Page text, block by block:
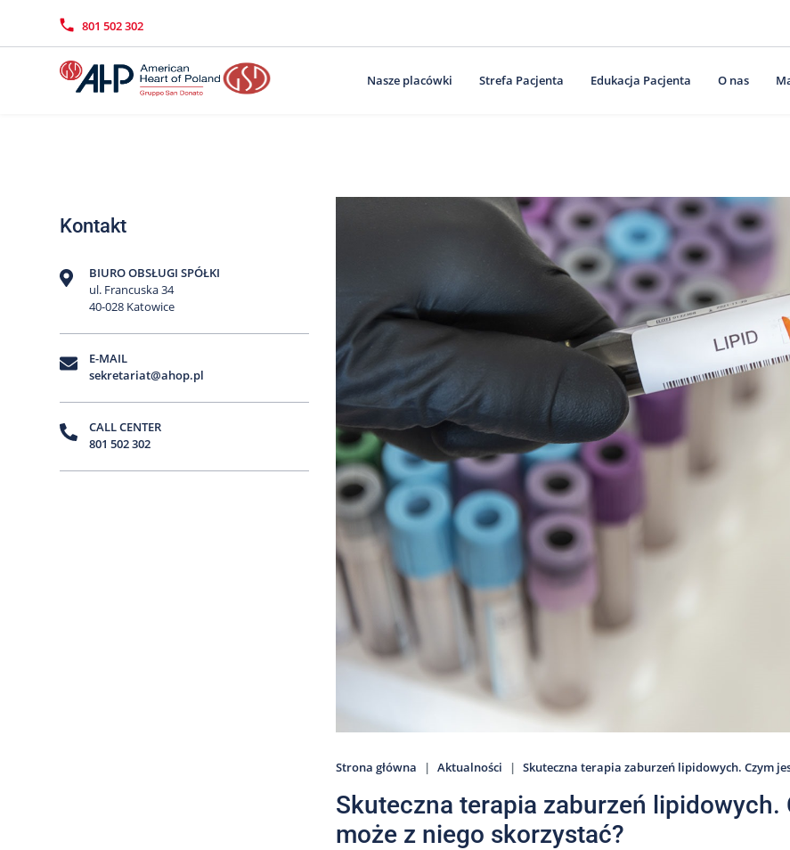
801 502 302
Nasze placówki Strefa Pacjenta Edukacja Pacjenta O nas
Kontakt
BIURO OBSŁUGI SPÓŁKI
ul. Francuska 34
40-028 Katowice
E-MAIL
sekretariat@ahop.pl
CALL CENTER
801 502 302
Strona główna Aktualności Skuteczna terapia zaburzeń lipidowych. Czym
Skuteczna terapia zaburzeń
może z niego skorzystać?